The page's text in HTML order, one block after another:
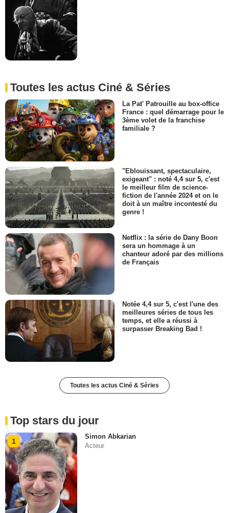
Toutes les actus Ciné & Séries
La Pat' Patrouille au box-office
France : quel démarrage pour le
3ème volet de la franchise
familiale ?
"Eblouissant, spectaculaire,
exigeant" : noté 4,4 sur 5, c'est
le meilleur film de science-
fiction de l'année 2024 et on le
doit à un maître incontesté du
genre !
Netflix : la série de Dany Boon
sera un hommage à un
chanteur adoré par des millions
de Français
Notée 4,4 sur 5, c'est l'une des
meilleures séries de tous les
temps, et elle a réussi à
surpasser Breaking Bad !
Toutes les actus Ciné & Séries
Top stars du jour
1
Simon Abkarian
Acteur